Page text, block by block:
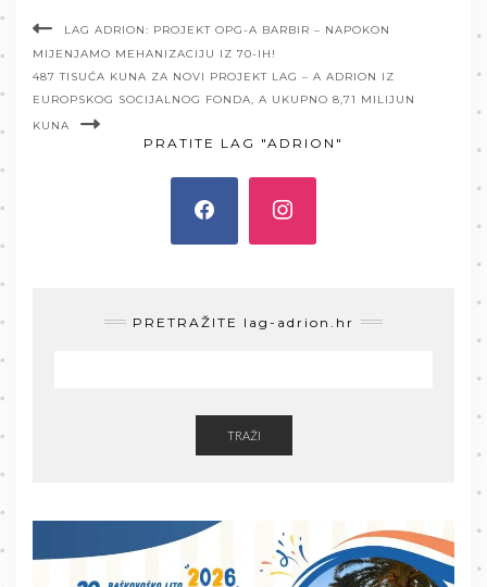
LAG ADRION: PROJEKT OPG-A BARBIR – NAPOKON
MIJENJAMO MEHANIZACIJU IZ 70-IH!
487 TISUĆA KUNA ZA NOVI PROJEKT LAG – A ADRION IZ
EUROPSKOG SOCIJALNOG FONDA, A UKUPNO 8,71 MILIJUN
KUNA
PRATITE LAG "ADRION"
PRETRAŽITE lag-adrion.hr
TRAŽI